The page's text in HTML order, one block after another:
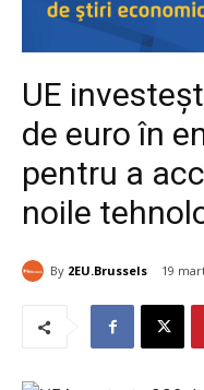
UE
de euro în
pentru a
noile
By 2EU.Brussels 19